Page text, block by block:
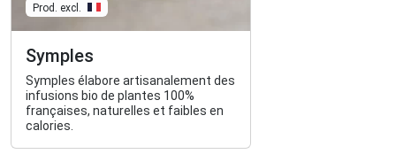
Prod. excl.
Symples
Symples élabore artisanalement des
infusions bio de plantes 100%
françaises, naturelles et faibles en
calories.